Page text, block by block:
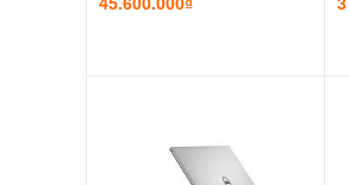
45.600.000₫